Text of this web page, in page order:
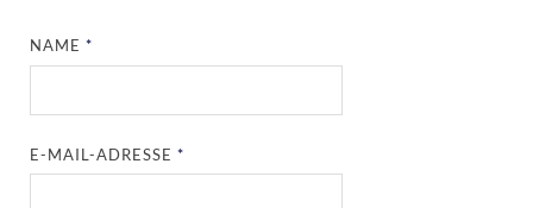
NAME*
E-MAIL-ADRESSE*